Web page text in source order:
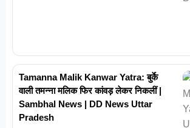
Tamanna Malik Kanwar Yatra: बुर्के
वाली तमन्ना मलिक फिर कांवड़ लेकर निकलीं |
Sambhal News | DD News Uttar
Pradesh